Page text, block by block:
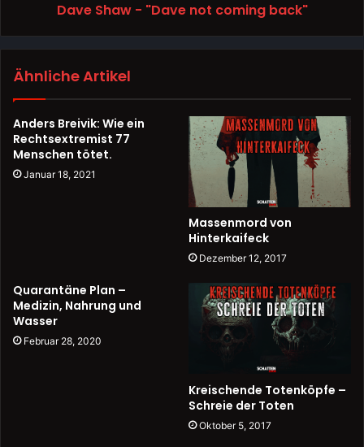
Dave Shaw - "Dave not coming back"
Ähnliche Artikel
Anders Breivik: Wie ein
Rechtsextremist 77
Menschen tötet.
Januar 18, 2021
Massenmord von
Hinterkaifeck
Dezember 12, 2017
Quarantäne Plan –
Medizin, Nahrung und
Wasser
Februar 28, 2020
Kreischende Totenköpfe –
Schreie der Toten
Oktober 5, 2017